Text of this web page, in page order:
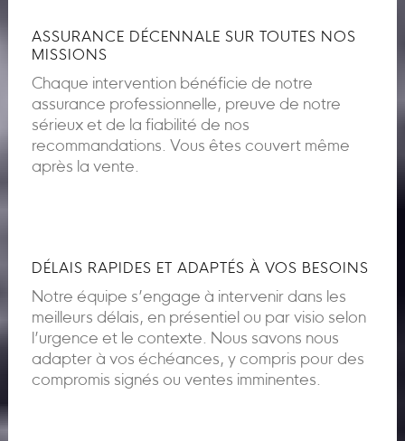
ASSURANCE DÉCENNALE SUR TOUTES NOS
MISSIONS
Chaque intervention bénéficie de notre
assurance professionnelle, preuve de notre
sérieux et de la fiabilité de nos
recommandations. Vous êtes couvert même
après la vente.
DÉLAIS RAPIDES ET ADAPTÉS À VOS BESOINS
Notre équipe s’engage à intervenir dans les
meilleurs délais, en présentiel ou par visio selon
l’urgence et le contexte. Nous savons nous
adapter à vos échéances, y compris pour des
compromis signés ou ventes imminentes.